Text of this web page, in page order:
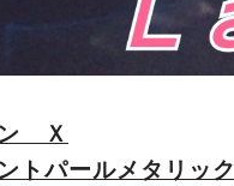
Ｘ
トパールメタリック